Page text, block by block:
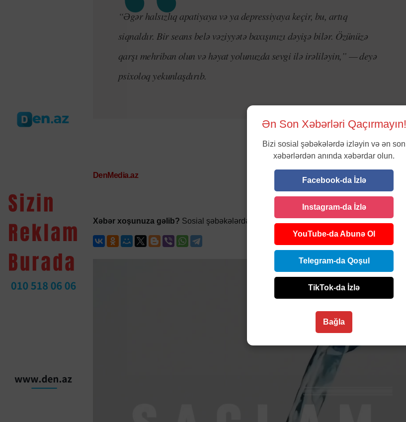
“Əgər halsızlıq apatiyaya və ya depressiyaya keçir, bu, artıq
siqnaldır. Bir seans belə vəziyyətə baxışınızı dəyişə bilər. Özünüzə
qarşı mehriban olun və həyat yolunuzda sevgi ilə irəliləyin,”— deyə
psixoloq yekunlaşdırıb.
DenMedia.az
Xəbər xoşunuza gəlib? Sosial şəbəkələrdə paylaşın
Ən Son Xəbərləri Qaçırmayın!
Bizi sosial şəbəkələrdə izləyin və ən son
xəbərlərdən anında xəbərdar olun.
Facebook-da İzlə
Instagram-da İzlə
YouTube-da Abunə Ol
Telegram-da Qoşul
TikTok-da İzlə
Bağla